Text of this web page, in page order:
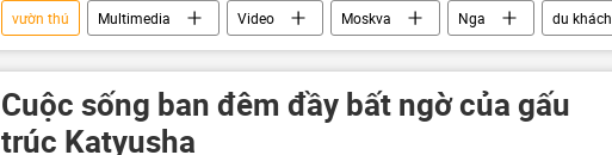
vườn thú Multimedia Video Moskva Nga
du khách
nữ du khách
Cuộc sống ban đêm đầy bất ngờ của gấu
trúc Katyusha